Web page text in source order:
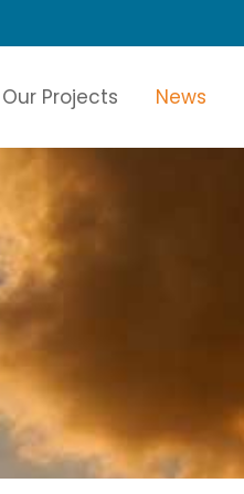
Our Projects News